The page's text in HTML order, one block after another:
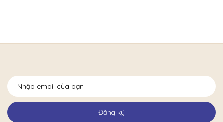
Đăng ký